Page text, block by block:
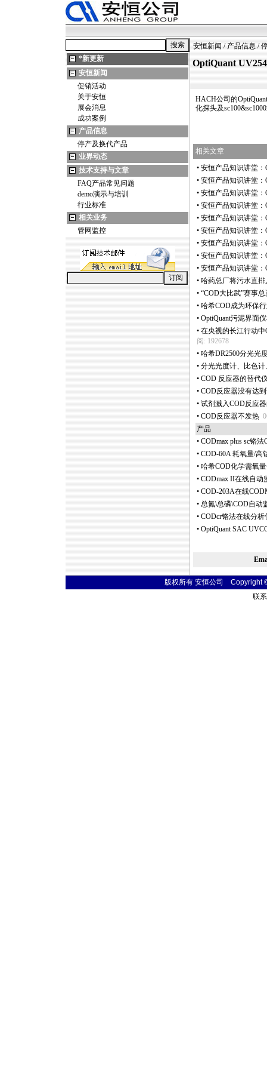
*新更新
安恒新闻
促销活动
关于安恒
展会消息
成功案例
产品信息
停产及换代产品
业界动态
技术支持与文章
FAQ产品常见问题
demo演示与培训
行业标准
相关业务
管网监控
安恒新闻 / 产品信息 /
OptiQuant
HACH公司的
化探头及
相关文章
• 安恒产品知识讲堂
• 安恒产品知识讲堂
• 安恒产品知识讲堂
• 安恒产品知识讲堂
• 安恒产品知识讲堂
• 安恒产品知识讲堂
• 安恒产品知识讲堂：
• 安恒产品知识讲堂：
• 安恒产品知识讲堂：
• 哈药总厂将污水直
• “COD大比武”赛事
• 哈希COD成为环保
• OptiQuant污泥界面
• 在央视的长江行动中
阅: 192678
• 哈希DR2500分光光
• 分光光度计、比色
• COD 反应器的替代
• COD反应器没有达
• 试剂溅入COD反应
• COD反应器不发热
产品
• CODmax plus sc铬
• COD-60A 耗氧量/高
• 哈希COD化学需氧
• CODmax II在线自动
• COD-203A在线
• 总氮\总磷\COD自动
• CODcr铬法在线分析
• OptiQuant SAC
版权所有 安恒公司 Copyright
联